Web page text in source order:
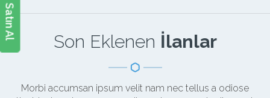
Satın Al
Son Eklenen İlanlar
Morbi accumsan ipsum velit nam nec tellus a odiose